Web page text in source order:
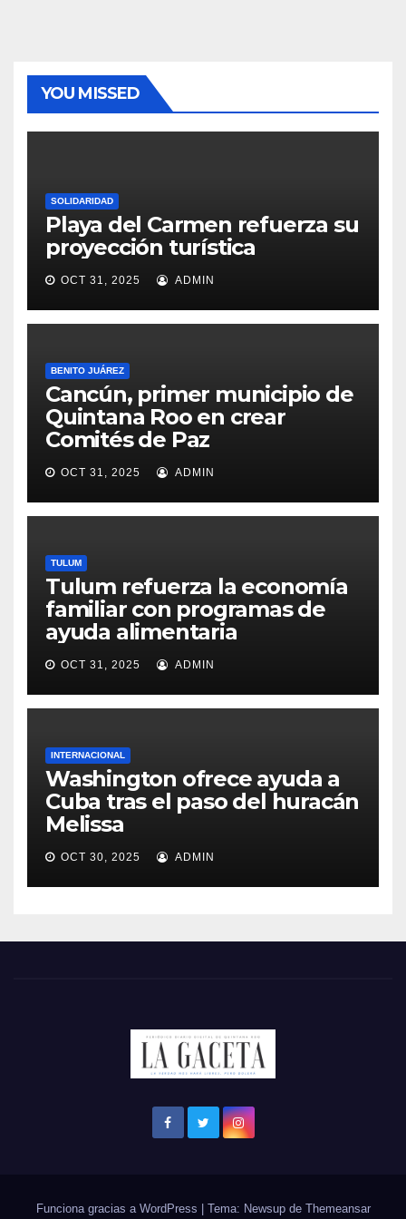
YOU MISSED
SOLIDARIDAD
Playa del Carmen refuerza su
proyección turística
OCT 31, 2025 ADMIN
BENITO JUÁREZ
Cancún, primer municipio de
Quintana Roo en crear
Comités de Paz
OCT 31, 2025 ADMIN
TULUM
Tulum refuerza la economía
familiar con programas de
ayuda alimentaria
OCT 31, 2025 ADMIN
INTERNACIONAL
Washington ofrece ayuda a
Cuba tras el paso del huracán
Melissa
OCT 30, 2025 ADMIN
Funciona gracias a WordPress Tema: Newsup de Themeansar